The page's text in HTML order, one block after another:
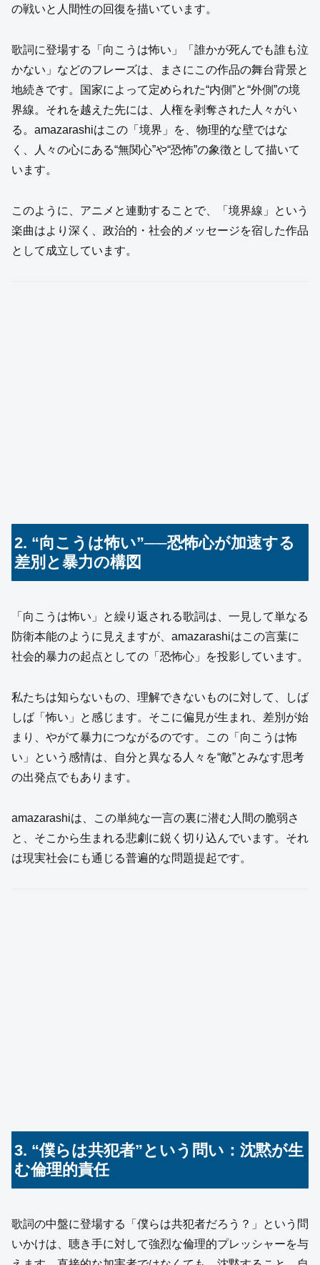
の戦いと人間性の回復を描いています。
歌詞に登場する「向こうは怖い」「誰かが死んでも誰も泣
かない」などのフレーズは、まさにこの作品の舞台背景と
地続きです。国家によって定められた“内側”と“外側”の境
界線。それを越えた先には、人権を剥奪された人々がい
る。amazarashiはこの「境界」を、物理的な壁ではな
く、人々の心にある“無関心”や“恐怖”の象徴として描いて
います。
このように、アニメと連動することで、「境界線」という
楽曲はより深く、政治的・社会的メッセージを宿した作品
として成立しています。
2. “向こうは怖い”──恐怖心が加速する
差別と暴力の構図
「向こうは怖い」と繰り返される歌詞は、一見して単なる
防衛本能のように見えますが、amazarashiはこの言葉に
社会的暴力の起点としての「恐怖心」を投影しています。
私たちは知らないもの、理解できないものに対して、しば
しば「怖い」と感じます。そこに偏見が生まれ、差別が始
まり、やがて暴力につながるのです。この「向こうは怖
い」という感情は、自分と異なる人々を“敵”とみなす思考
の出発点でもあります。
amazarashiは、この単純な一言の裏に潜む人間の脆弱さ
と、そこから生まれる悲劇に鋭く切り込んでいます。それ
は現実社会にも通じる普遍的な問題提起です。
3. “僕らは共犯者”という問い：沈黙が生
む倫理的責任
歌詞の中盤に登場する「僕らは共犯者だろう？」という問
いかけは、聴き手に対して強烈な倫理的プレッシャーを与